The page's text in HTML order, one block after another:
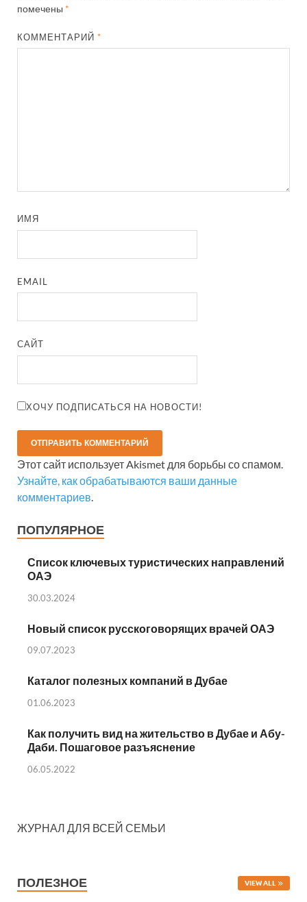
помечены *
КОММЕНТАРИЙ*
ИМЯ
EMAIL
САЙТ
ХОЧУ ПОДПИСАТЬСЯ НА НОВОСТИ!
Этот сайт использует Akismet для борьбы со спамом.
Узнайте, как обрабатываются ваши данные
комментариев
ПОПУЛЯРНОЕ
Список ключевых туристических направлений
ОАЭ
30.03.2024
Новый список русскоговорящих врачей ОАЭ
09.07.2023
Каталог полезных компаний в Дубае
01.06.2023
Как получить вид на жительство в Дубае и Абу-
Даби. Пошаговое разъяснение
06.05.2022
ЖУРНАЛ ДЛЯ ВСЕЙ СЕМЬИ
ПОЛЕЗНОЕ VIEW ALL